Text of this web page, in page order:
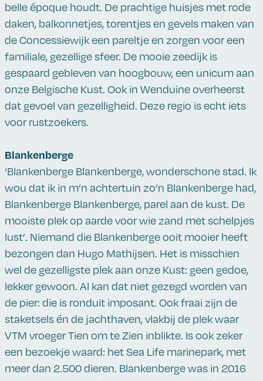
belle époque houdt. De prachtige huisjes met rode
daken, balkonnetjes, torentjes en gevels maken van
de Concessiewijk een pareltje en zorgen voor een
familiale, gezellige sfeer. De mooie zeedijk is
gespaard gebleven van hoogbouw, een unicum aan
onze Belgische Kust. Ook in Wenduine overheerst
dat gevoel van gezelligheid. Deze regio is echt iets
voor rustzoekers.
Blankenberge
‘Blankenberge Blankenberge, wonderschone stad. Ik
wou dat ik in m’n achtertuin zo’n Blankenberge had,
Blankenberge Blankenberge, parel aan de kust. De
mooiste plek op aarde voor wie zand met schelpjes
lust’. Niemand die Blankenberge ooit mooier heeft
bezongen dan Hugo Mathijsen. Het is misschien
wel de gezelligste plek aan onze Kust: geen gedoe,
lekker gewoon. Al kan dat niet gezegd worden van
de pier: die is ronduit imposant. Ook fraai zijn de
staketsels én de jachthaven, vlakbij de plek waar
VTM vroeger Tien om te Zien inblikte. Is ook zeker
een bezoekje waard: het Sea Life marinepark, met
meer dan 2.500 dieren. Blankenberge was in 2016